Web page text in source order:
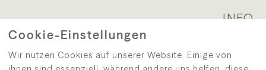
INFO
IMPRESSUM | KONTAKT
Cookie-Einstellungen
Wir nutzen Cookies auf unserer Website. Einige von